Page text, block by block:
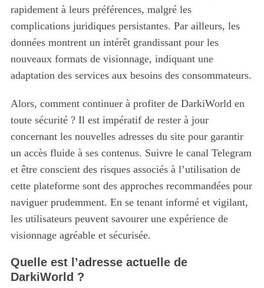
rapidement à leurs préférences, malgré les
complications juridiques persistantes. Par ailleurs, les
données montrent un intérêt grandissant pour les
nouveaux formats de visionnage, indiquant une
adaptation des services aux besoins des consommateurs.
Alors, comment continuer à profiter de DarkiWorld en
toute sécurité ? Il est impératif de rester à jour
concernant les nouvelles adresses du site pour garantir
un accès fluide à ses contenus. Suivre le canal Telegram
et être conscient des risques associés à l’utilisation de
cette plateforme sont des approches recommandées pour
naviguer prudemment. En se tenant informé et vigilant,
les utilisateurs peuvent savourer une expérience de
visionnage agréable et sécurisée.
Quelle est l’adresse actuelle de
DarkiWorld ?